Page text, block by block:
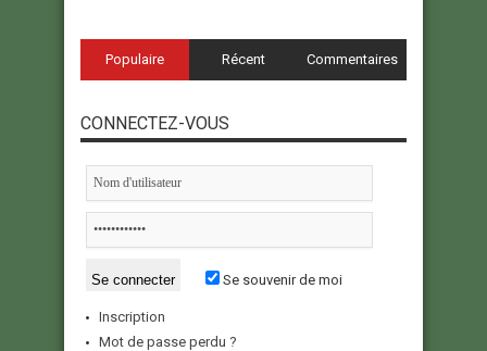
Populaire Récent Commentaires
CONNECTEZ-VOUS
Se souvenir de moi
Inscription
Mot de passe perdu ?